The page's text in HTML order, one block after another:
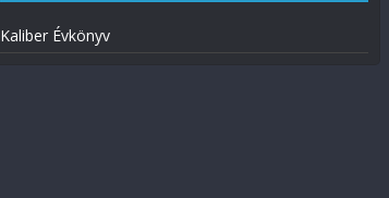
Kaliber Évkönyv